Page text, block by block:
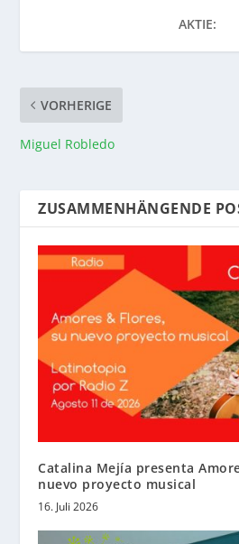
AKTIE:
VORHERIGE
Miguel Robledo
ZUSAMMENHÄNGENDE
Catalina Mejía presenta
nuevo proyecto musical
16. Juli 2026